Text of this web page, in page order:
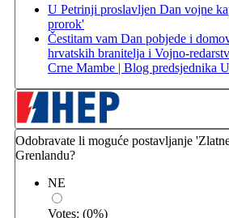
U Petrinji proslavljen Dan vojne
prorok'
Čestitam vam Dan pobjede i
hrvatskih branitelja i Vojno-
Crne Mambe | Blog predsjednika
Odobravate li moguće postavljanje
Grenlandu?
NE
Votes: (0%)